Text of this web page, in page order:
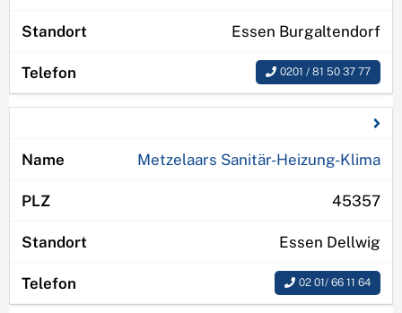
Essen Burgaltendorf
0201 / 81 50 37 77
Metzelaars Sanitär-Heizung-Klima
45357
Essen Dellwig
02 01/ 66 11 64